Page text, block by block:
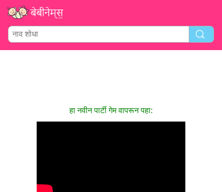
हा नवीन पार्टी गेम वापरून पहा: